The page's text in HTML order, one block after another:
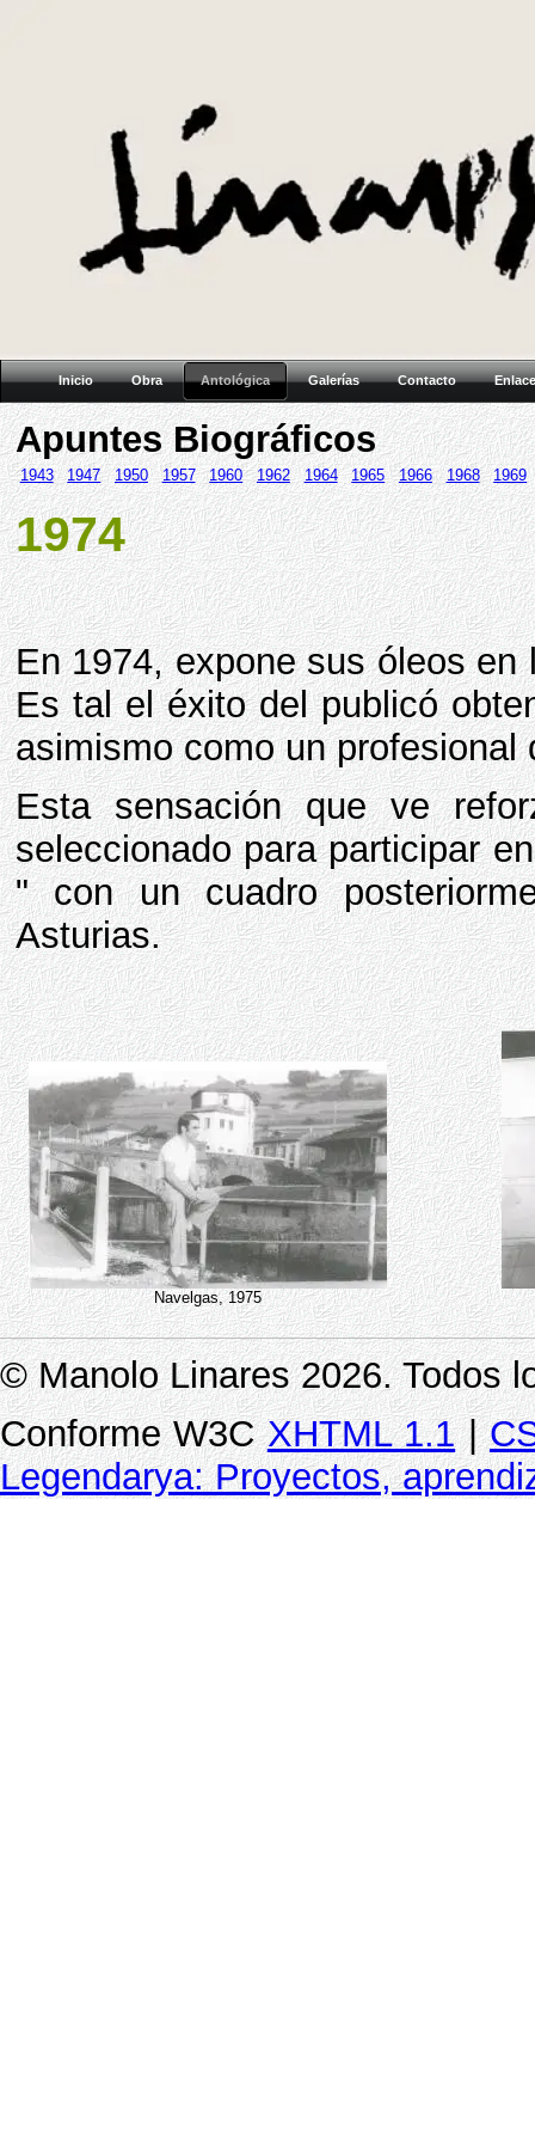
Inicio Obra Antológica Galerías Contacto
Apuntes Biográficos
1943 1947 1950 1957 1960 1962 1964 1965 1966 1968 1969
1974
En 1974, expone sus óleos
Es tal el éxito del publicó
asimismo como un
Esta sensación que ve
seleccionado para participar
" con un cuadro
Asturias.
Navelgas, 1975
© Manolo Linares 2026. Todos
Conforme W3CXHTML 1.1|
Legendarya: Proyectos,